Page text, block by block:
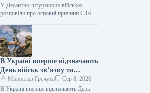
У Десантно-штурмових військах
розповіли про основні причини СЗЧ
Укрінформ Серед основних причин,
через які військовослужбовці
приймають рішення…
В Україні вперше відзначають
День військ зв’язку та
кібербезпеки
Мирослав Гречуха
Сер 8, 2026
В Україні вперше відзначають День